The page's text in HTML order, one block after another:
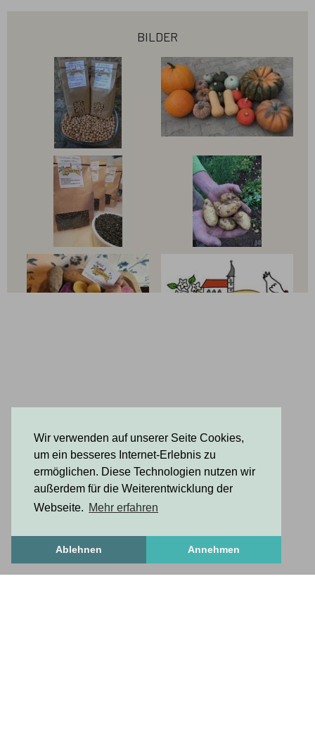
Wir verwenden auf unserer Seite Cookies,
um ein besseres Internet-Erlebnis zu
ermöglichen. Diese Technologien nutzen wir
außerdem für die Weiterentwicklung der
Webseite. Mehr erfahren
Ablehnen Annehmen
bilder